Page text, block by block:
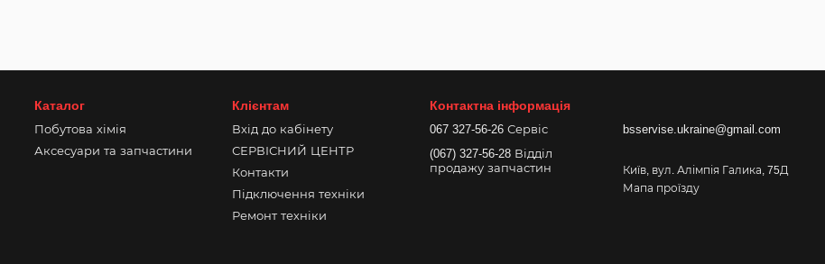
Каталог
Побутова хімія
Аксесуари та запчастини
Клієнтам
Вхід до кабінету
СЕРВІСНИЙ ЦЕНТР
Контакти
Підключення техніки
Ремонт техніки
Контактна інформація
067 327-56-26 Сервіс
(067) 327-56-28 Відділ
продажу запчастин
bsservise.ukraine@gmail.com
Київ, вул. Алімпія Галика, 75Д
Мапа проїзду